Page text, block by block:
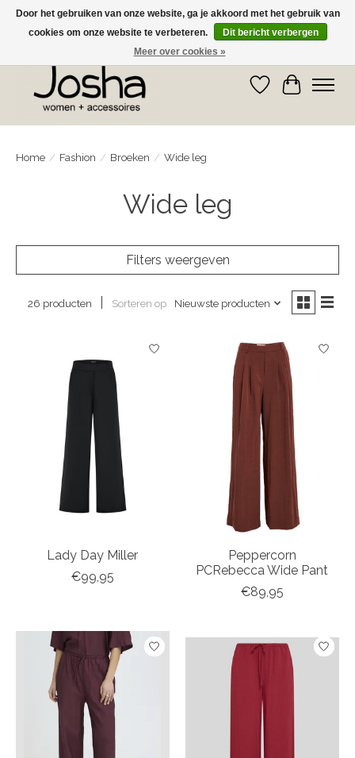
GRATIS OPHALEN IN DE WINKEL EN GRATIS VERZENDING VANAF € 75,00
Verlanglijst
Home / Fashion / Broeken / Wide leg
Wide leg
Filters weergeven
26 producten Sorteren op Nieuwste producten
Lady Day Miller
€99,95
Peppercorn
PCRebecca Wide Pant
€89,95
Door het gebruiken van onze website, ga je akkoord met het gebruik van
cookies om onze website te verbeteren.
Dit bericht verbergen
Meer over cookies »